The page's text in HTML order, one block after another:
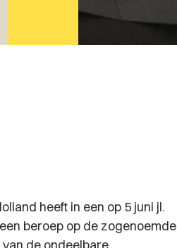
heeft in een op 5 juni jl.
beroep op de zogenoemde